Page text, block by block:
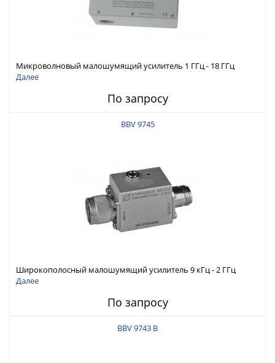
Микроволновый малошумящий усилитель 1 ГГц - 18 ГГц
Далее
По запросу
BBV 9745
Широкополосный малошумящий усилитель 9 кГц - 2 ГГц
Далее
По запросу
BBV 9743 B